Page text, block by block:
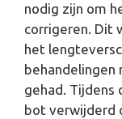
nodig zijn om
corrigeren. Dit
het
gehad. Tijdens
bot verwijderd